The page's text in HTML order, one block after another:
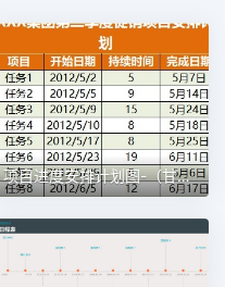
项目进度安排计划图-（甘特图）1甘特图excel模板